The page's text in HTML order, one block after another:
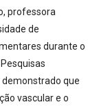
professora
de
durante o
Pesquisas
que
vascular e o